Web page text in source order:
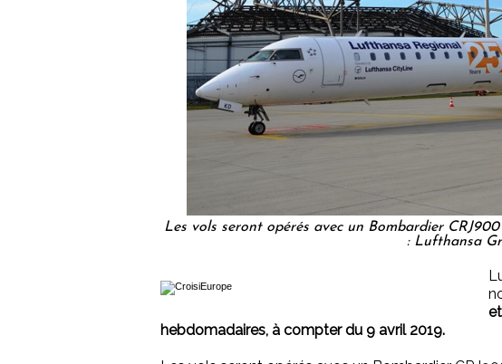
Les vols seront opérés avec un Bombardier
: Lufthansa
hebdomadaires, à compter du 9 avril 2019.